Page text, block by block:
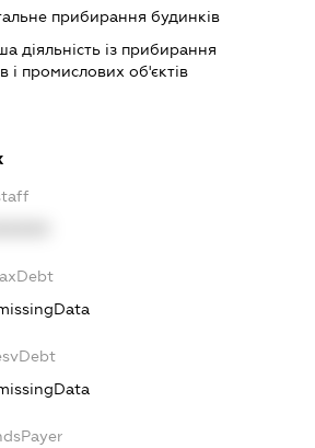
прибирання будинків
діяльність із прибирання
і промислових об'єктів